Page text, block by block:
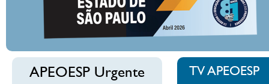
APEOESP Urgente TV APEOESP